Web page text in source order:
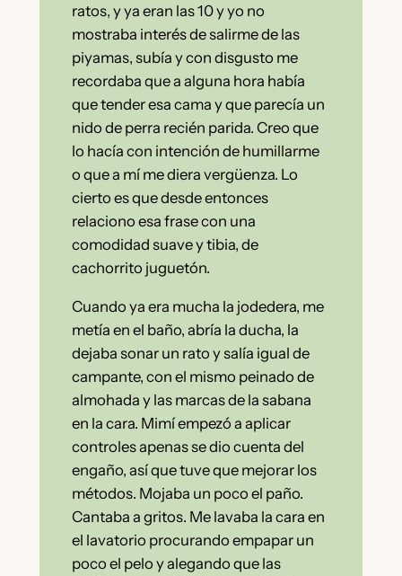
ratos, y ya eran las 10 y yo no
mostraba interés de salirme de las
piyamas, subía y con disgusto me
recordaba que a alguna hora había
que tender esa cama y que parecía un
nido de perra recién parida. Creo que
lo hacía con intención de humillarme
o que a mí me diera vergüenza. Lo
cierto es que desde entonces
relaciono esa frase con una
comodidad suave y tibia, de
cachorrito juguetón.
Cuando ya era mucha la jodedera, me
metía en el baño, abría la ducha, la
dejaba sonar un rato y salía igual de
campante, con el mismo peinado de
almohada y las marcas de la sabana
en la cara. Mimí empezó a aplicar
controles apenas se dio cuenta del
engaño, así que tuve que mejorar los
métodos. Mojaba un poco el paño.
Cantaba a gritos. Me lavaba la cara en
el lavatorio procurando empapar un
poco el pelo y alegando que las